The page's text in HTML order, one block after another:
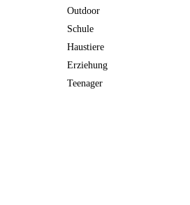
Outdoor
Schule
Haustiere
Erziehung
Teenager